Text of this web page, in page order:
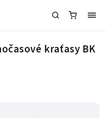
kraťasy BK